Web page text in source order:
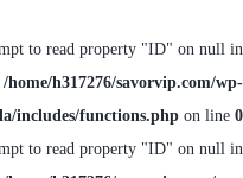
to read property "ID" on null in
/home/h317276/savorvip.com/wp-
includes/functions.php on line 0
to read property "ID" on null in